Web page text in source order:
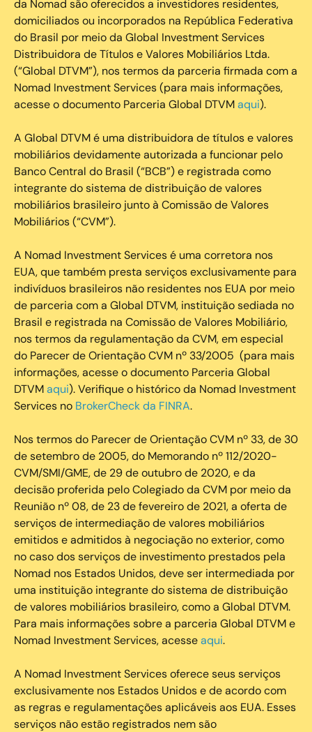
da Nomad são oferecidos a investidores residentes,
domiciliados ou incorporados na República Federativa
do Brasil por meio da Global Investment Services
Distribuidora de Títulos e Valores Mobiliários Ltda.
(“Global DTVM”), nos termos da parceria firmada com a
Nomad Investment Services (para mais informações,
acesse o documento Parceria Global DTVMaqui).
A Global DTVM é uma distribuidora de títulos e valores
mobiliários devidamente autorizada a funcionar pelo
Banco Central do Brasil (“BCB”) e registrada como
integrante do sistema de distribuição de valores
mobiliários brasileiro junto à Comissão de Valores
Mobiliários (“CVM”).
‍A Nomad Investment Services é uma corretora nos
EUA, que também presta serviços exclusivamente para
indivíduos brasileiros não residentes nos EUA por meio
de parceria com a Global DTVM, instituição sediada no
Brasil e registrada na Comissão de Valores Mobiliário,
nos termos da regulamentação da CVM, em especial
do Parecer de Orientação CVM nº 33/2005 (para mais
informações, acesse o documento Parceria Global
DTVMaqui). Verifique o histórico da Nomad Investment
Services no BrokerCheck da FINRA.
Nos termos do Parecer de Orientação CVM nº 33, de 30
de setembro de 2005, do Memorando nº 112/2020-
CVM/SMI/GME, de 29 de outubro de 2020, e da
decisão proferida pelo Colegiado da CVM por meio da
Reunião nº 08, de 23 de fevereiro de 2021, a oferta de
serviços de intermediação de valores mobiliários
emitidos e admitidos à negociação no exterior, como
no caso dos serviços de investimento prestados pela
Nomad nos Estados Unidos, deve ser intermediada por
uma instituição integrante do sistema de distribuição
de valores mobiliários brasileiro, como a Global DTVM.
Para mais informações sobre a parceria Global DTVM e
Nomad Investment Services, acesseaqui.
A Nomad Investment Services oferece seus serviços
exclusivamente nos Estados Unidos e de acordo com
as regras e regulamentações aplicáveis aos EUA. Esses
serviços não estão registrados nem são